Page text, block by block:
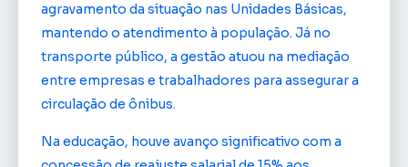
agravamento da situação nas Unidades Básicas,
mantendo o atendimento à população. Já no
transporte público, a gestão atuou na mediação
entre empresas e trabalhadores para assegurar a
circulação de ônibus.
Na educação, houve avanço significativo com a